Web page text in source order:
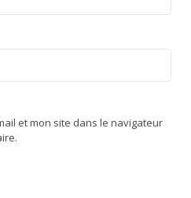
et mon site dans le navigateur